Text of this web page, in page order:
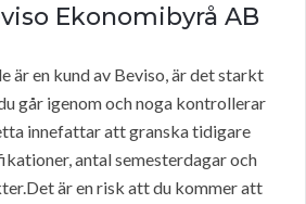
Ekonomibyrå AB
är en kund av Beviso, är det starkt
går igenom och noga kontrollerar
innefattar att granska tidigare
antal semesterdagar och
är en risk att du kommer att